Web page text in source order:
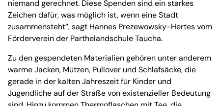
niemand gerechnet. Diese Spenden sind ein starkes
Zeichen dafür, was möglich ist, wenn eine Stadt
zusammensteht“, sagt Hannes Prezewowsky-Hertes vom
Förderverein der Parthelandschule Taucha.
Zu den gespendeten Materialien gehören unter anderem
warme Jacken, Mützen, Pullover und Schlafsäcke, die
gerade in der kalten Jahreszeit für Kinder und
Jugendliche auf der Straße von existenzieller Bedeutung